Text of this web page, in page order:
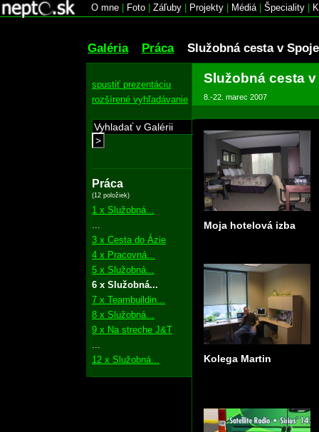
O mne Foto Záľuby Projekty Médiá| Špeciality
Galéria Práca Služobná cesta v
spustiť prezentáciu
rozšírené vyhľadávanie
>
Práca
(12 položiek)
1 x Služobná...
3 x Cesta do Ázie
4 x Pracovná...
5 x Služobná...
6 x Služobná...
7 x Teambuildin...
8 x Služobná...
9 x Na streche J&T
12 x Služobná...
Služobná cesta
8.-22. marec 2007
Moja hotelová izba
Kolega Martin